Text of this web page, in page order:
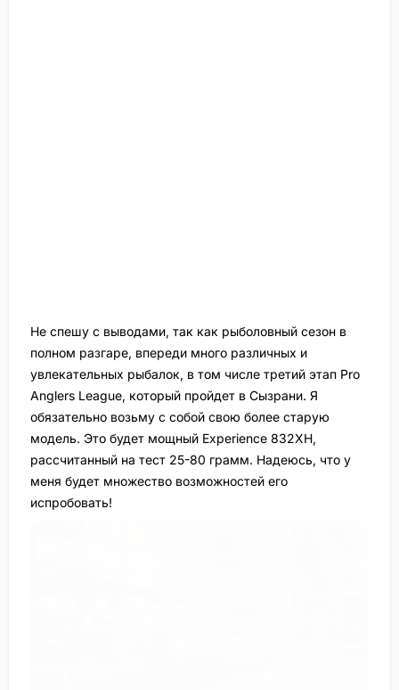
Не спешу с выводами, так как рыболовный сезон в
полном разгаре, впереди много различных и
увлекательных рыбалок, в том числе третий этап Pro
Anglers League, который пройдет в Сызрани. Я
обязательно возьму с собой свою более старую
модель. Это будет мощный Experience 832XH,
рассчитанный на тест 25-80 грамм. Надеюсь, что у
меня будет множество возможностей его
испробовать!